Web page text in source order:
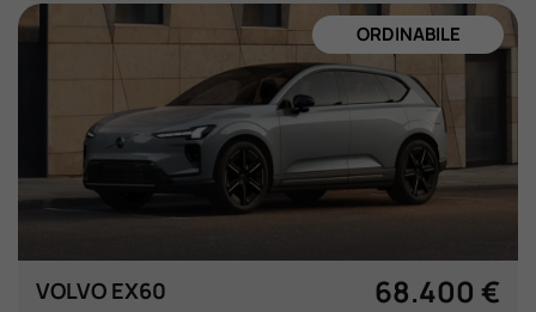
ORDINABILE
VOLVO EX60 68.400 €